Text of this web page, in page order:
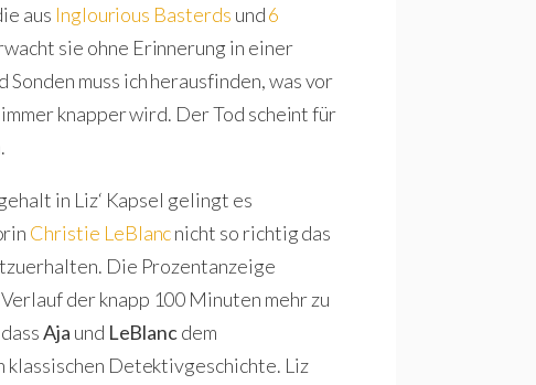
aus Inglourious Basterds und6
sie ohne Erinnerung in einer
Sonden muss ich herausfinden, was vor
knapper wird. Der Tod scheint für
in Liz‘ Kapsel gelingt es
Christie LeBlancnicht so richtig das
Die Prozentanzeige
der knapp 100 Minuten mehr zu
Aja und LeBlancdem
klassischen Detektivgeschichte. Liz